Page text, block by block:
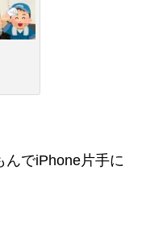
んでiPhone片手に